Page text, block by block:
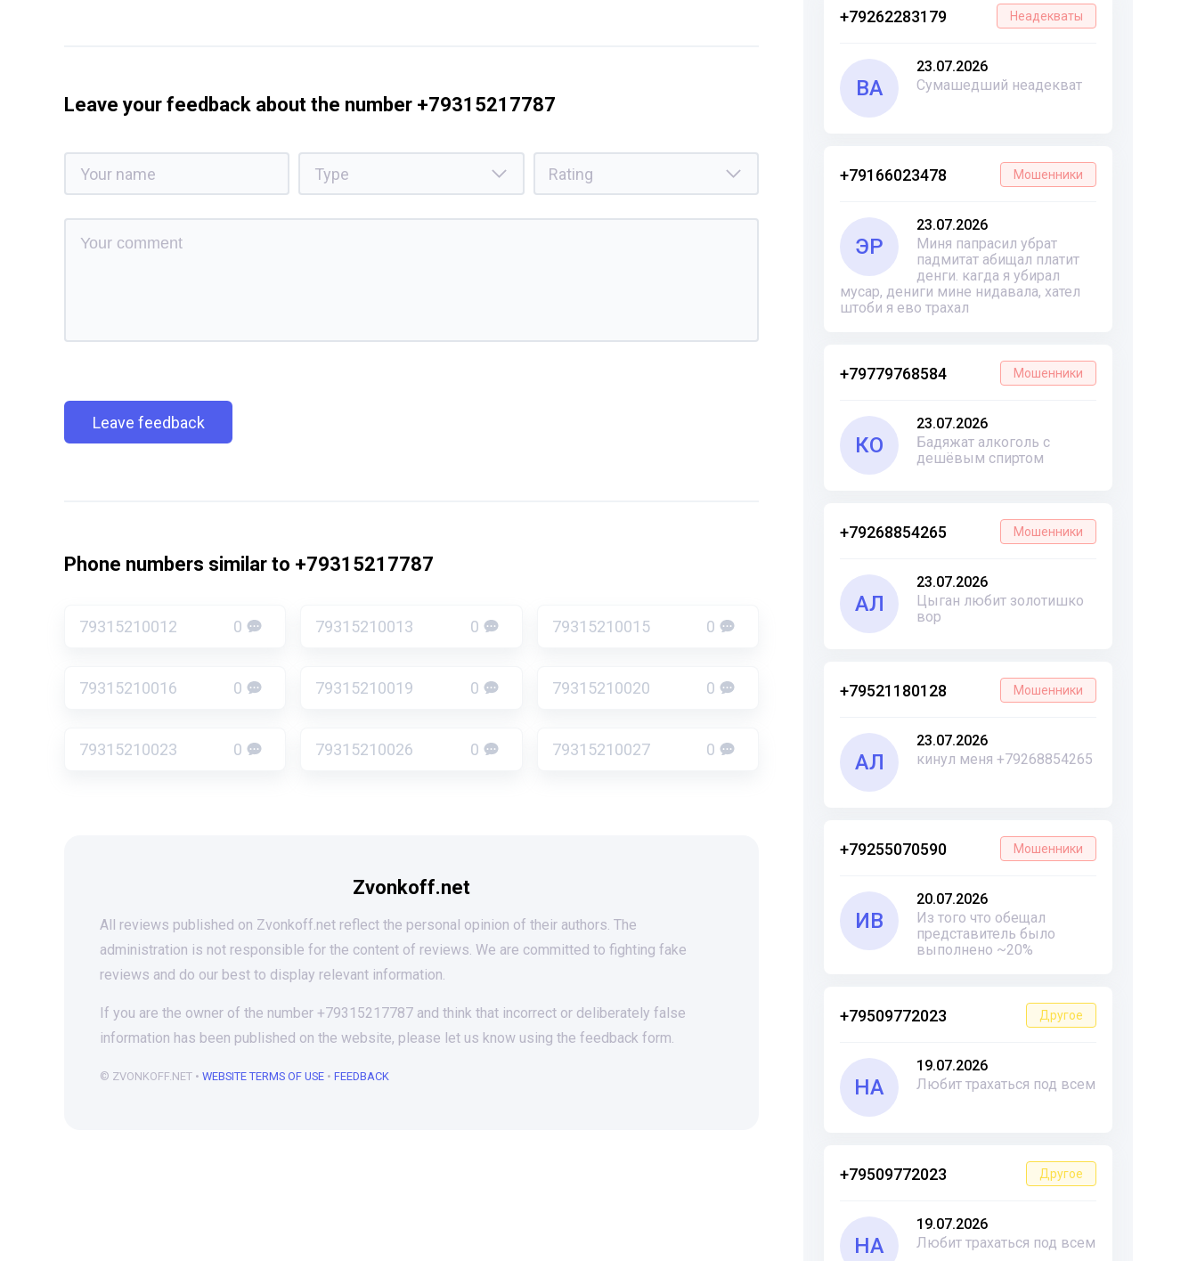
+79262283179 Неадекваты
ВА
23.07.2026
Сумашедший неадекват
+79166023478 Мошенники
ЭР
23.07.2026
Миня папрасил убрат
падмитат абищал платит
денги. кагда я убирал
мусар, дениги мине нидавала, хател
штоби я ево трахал
+79779768584 Мошенники
КО
23.07.2026
Бадяжат алкоголь с
дешёвым спиртом
+79268854265 Мошенники
АЛ
23.07.2026
Цыган любит золотишко
вор
+79521180128 Мошенники
АЛ
23.07.2026
кинул меня +79268854265
+79255070590 Мошенники
ИВ
20.07.2026
Из того что обещал
представитель было
выполнено ~20%
+79509772023 Другое
НА
19.07.2026
Любит трахаться под всем
+79509772023 Другое
НА
19.07.2026
Любит трахаться под всем
Leave your feedback about the number +79315217787
Leave feedback
Phone numbers similar to +79315217787
79315210012 0 79315210013 0 79315210015 0
79315210016 0 79315210019 0 79315210020 0
79315210023 0 79315210026 0 79315210027 0
Zvonkoff.net
All reviews published on Zvonkoff.net reflect the personal opinion of their authors. The
administration is not responsible for the content of reviews. We are committed to fighting fake
reviews and do our best to display relevant information.
If you are the owner of the number +79315217787 and think that incorrect or deliberately false
information has been published on the website, please let us know using the feedback form.
© ZVONKOFF.NET • WEBSITE TERMS OF USE • FEEDBACK